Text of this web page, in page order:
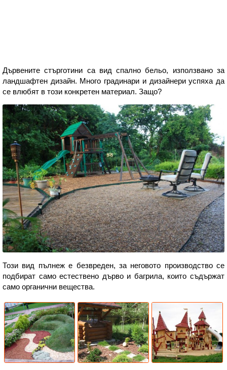
Дървените стърготини са вид спално бельо, използвано за
ландшафтен дизайн. Много градинари и дизайнери успяха да
се влюбят в този конкретен материал. Защо?
Този вид пълнеж е безвреден, за неговото производство се
подбират само естествено дърво и багрила, които съдържат
само органични вещества.